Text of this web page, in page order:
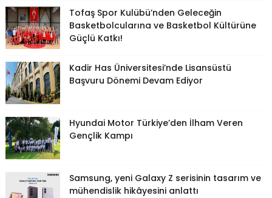
Tofaş Spor Kulübü’nden Geleceğin
Basketbolcularına ve Basketbol Kültürüne
Güçlü Katkı!
Kadir Has Üniversitesi’nde Lisansüstü
Başvuru Dönemi Devam Ediyor
Hyundai Motor Türkiye’den İlham Veren
Gençlik Kampı
Samsung, yeni Galaxy Z serisinin tasarım ve
mühendislik hikâyesini anlattı